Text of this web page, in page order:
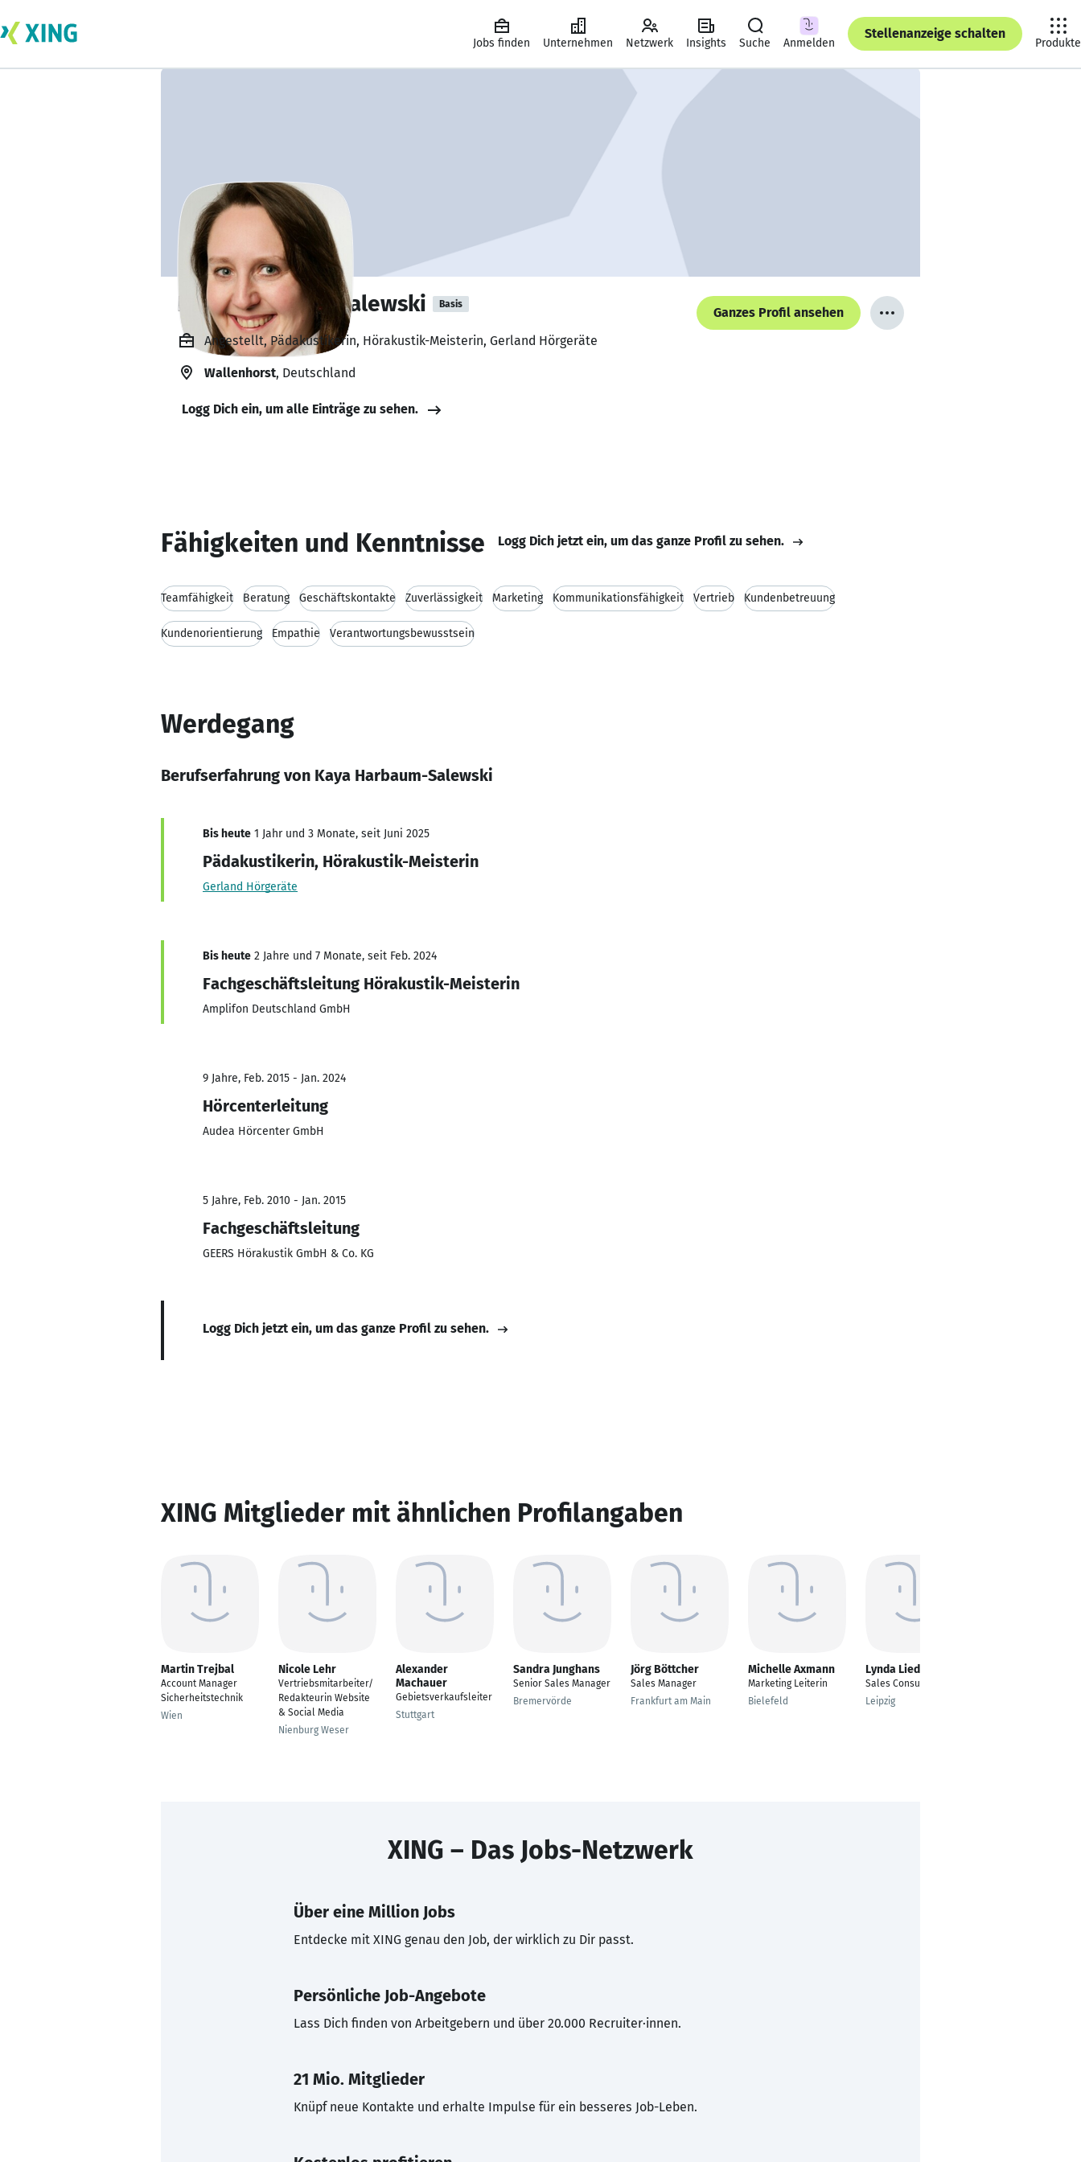
Jobs finden Unternehmen Netzwerk Insights Suche Anmelden
Stellenanzeige schalten
Produkte
Kaya Harbaum-Salewski Basis
Ganzes Profil ansehen
Angestellt, Pädakustikerin, Hörakustik-Meisterin, Gerland Hörgeräte
Wallenhorst, Deutschland
Logg Dich ein, um alle Einträge zu sehen.
Fähigkeiten und Kenntnisse Logg Dich jetzt ein, um das ganze Profil zu sehen.
Teamfähigkeit Beratung Geschäftskontakte Zuverlässigkeit Marketing Kommunikationsfähigkeit Vertrieb Kundenbetreuung
Kundenorientierung Empathie Verantwortungsbewusstsein
Werdegang
Berufserfahrung von Kaya Harbaum-Salewski
Bis heute 1 Jahr und 3 Monate, seit Juni 2025
Pädakustikerin, Hörakustik-Meisterin
Gerland Hörgeräte
Bis heute 2 Jahre und 7 Monate, seit Feb. 2024
Fachgeschäftsleitung Hörakustik-Meisterin
Amplifon Deutschland GmbH
9 Jahre, Feb. 2015 - Jan. 2024
Hörcenterleitung
Audea Hörcenter GmbH
5 Jahre, Feb. 2010 - Jan. 2015
Fachgeschäftsleitung
GEERS Hörakustik GmbH & Co. KG
Logg Dich jetzt ein, um das ganze Profil zu sehen.
XING Mitglieder mit ähnlichen Profilangaben
Martin Trejbal
Account Manager
Sicherheitstechnik
Wien
Nicole Lehr
Vertriebsmitarbeiter/
Redakteurin Website
& Social Media
Nienburg Weser
Alexander
Machauer
Gebietsverkaufsleiter
Stuttgart
Sandra Junghans
Senior Sales Manager
Bremervörde
Jörg Böttcher
Sales Manager
Frankfurt am Main
Michelle Axmann
Marketing Leiterin
Bielefeld
Lynda Liederwald
Sales Consultant
Leipzig
XING – Das Jobs-Netzwerk
Über eine Million Jobs
Entdecke mit XING genau den Job, der wirklich zu Dir passt.
Persönliche Job-Angebote
Lass Dich finden von Arbeitgebern und über 20.000 Recruiter·innen.
21 Mio. Mitglieder
Knüpf neue Kontakte und erhalte Impulse für ein besseres Job-Leben.